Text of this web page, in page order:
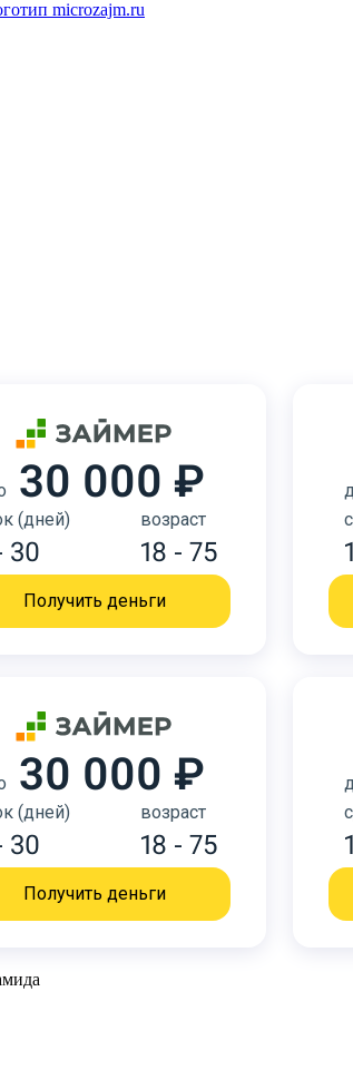
30 000 ₽
(дней)
30
возраст
18 - 75
Получить деньги
30 000 ₽
(дней)
30
возраст
18 - 75
Получить деньги